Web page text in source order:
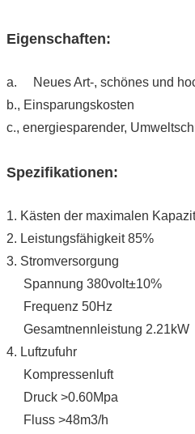
Eigenschaften:
a. Neues Art-, schönes und
b., Einsparungskosten
c., energiesparender,
Spezifikationen:
1. Kästen der maximalen
2. Leistungsfähigkeit 85%
3. Stromversorgung
Spannung 380volt±10%
Frequenz 50Hz
Gesamtnennleistung 2.21kW
4. Luftzufuhr
Kompressenluft
Druck >0.60Mpa
Fluss >48m3/h